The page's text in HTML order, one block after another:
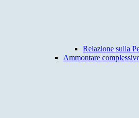
Relazione sulla
Ammontare